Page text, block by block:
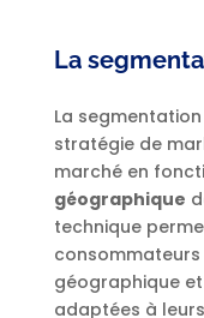
La
La
stratégie de
marché en
géographique
technique
géographique
adaptées à